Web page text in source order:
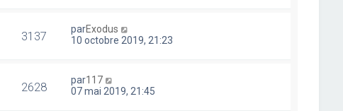
3137 parExodus
10 octobre 2019, 21:23
2628 par117
07 mai 2019, 21:45